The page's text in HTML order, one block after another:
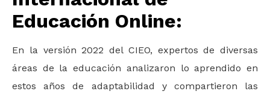
Educación Online:
En la versión 2022 del CIEO, expertos de diversas
áreas de la educación analizaron lo aprendido en
estos años de adaptabilidad y compartieron las